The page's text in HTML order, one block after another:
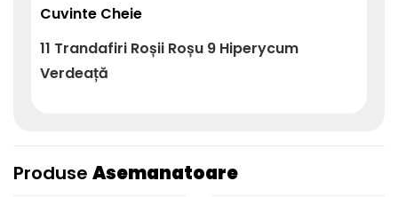
Cuvinte Cheie
11 Trandafiri Roșii Roșu 9 Hiperycum
Verdeață
Produse Asemanatoare